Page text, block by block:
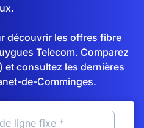
découvrir les offres fibre
Telecom. Comparez
et consultez les dernières
de-Comminges.